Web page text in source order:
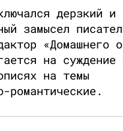
дерзкий и
замысел
«Домашнего
на суждение
на темы
романтические.